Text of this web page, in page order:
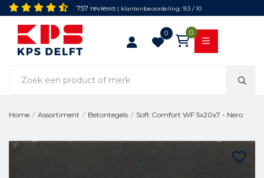
757 reviews | klantenbeoordeling: 9.3 / 10
0 0
Home / Assortiment / Betontegels / Soft Comfort WF 5x20x7 - Nero